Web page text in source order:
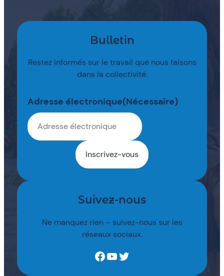
Bulletin
Restez informés sur le travail que nous faisons
dans la collectivité.
Adresse électronique(Nécessaire)
Suivez-nous
Ne manquez rien – suivez-nous sur les
réseaux sociaux.
Facebook YouTube Twitter